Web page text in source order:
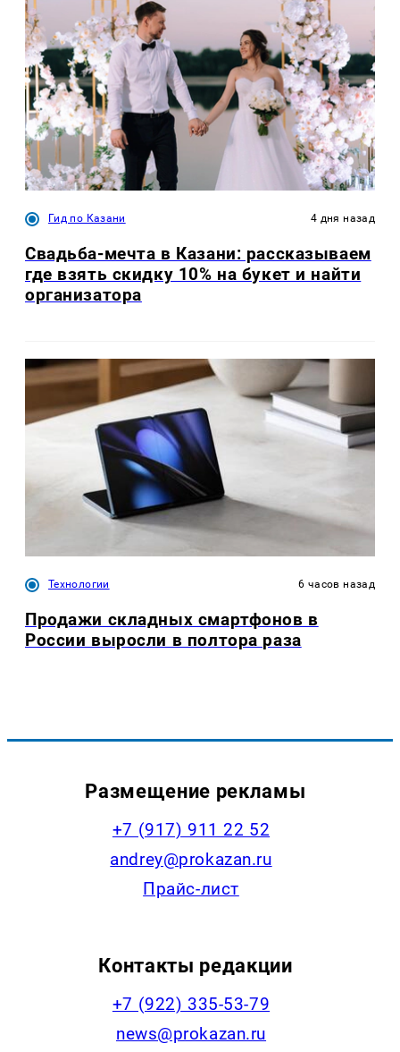
Гид по Казани 4 дня назад
Свадьба-мечта в Казани: рассказываем
где взять скидку 10% на букет и найти
организатора
Технологии 6 часов назад
Продажи складных смартфонов в
России выросли в полтора раза
Размещение рекламы
+7 (917) 911 22 52
andrey@prokazan.ru
Прайс-лист
Контакты редакции
+7 (922) 335-53-79
news@prokazan.ru